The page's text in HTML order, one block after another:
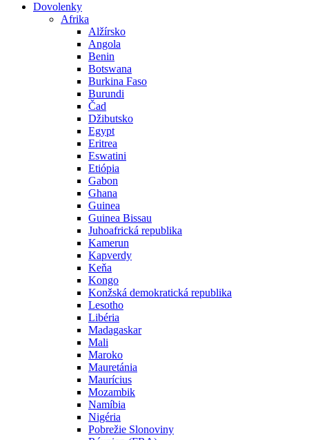
Dovolenky
Afrika
Alžírsko
Angola
Benin
Botswana
Burkina Faso
Burundi
Čad
Džibutsko
Egypt
Eritrea
Eswatini
Etiópia
Gabon
Ghana
Guinea
Guinea Bissau
Juhoafrická republika
Kamerun
Kapverdy
Keňa
Kongo
Konžská demokratická republika
Lesotho
Libéria
Madagaskar
Mali
Maroko
Mauretánia
Maurícius
Mozambik
Namíbia
Nigéria
Pobrežie Slonoviny